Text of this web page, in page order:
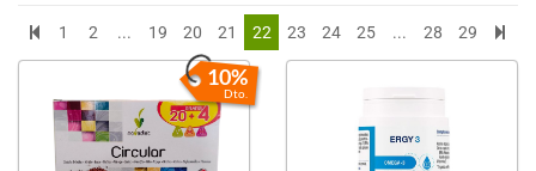
1 2 ... 19 20 21 22 23 24 25 ... 28 29
10%
Dto.